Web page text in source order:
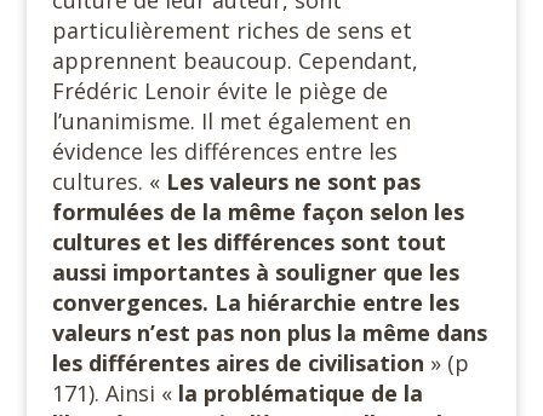
particulièrement riches de sens et
apprennent beaucoup. Cependant,
Frédéric Lenoir évite le piège de
l’unanimisme. Il met également en
évidence les différences entre les
cultures. « Les valeurs ne sont pas
formulées de la même façon selon les
cultures et les différences sont tout
aussi importantes à souligner que les
convergences. La hiérarchie entre les
valeurs n’est pas non plus la même dans
les différentes aires de civilisation » (p
171). Ainsi « la problématique de la